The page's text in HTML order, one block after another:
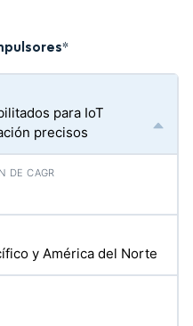
*
para IoT
precisos
y América del Norte